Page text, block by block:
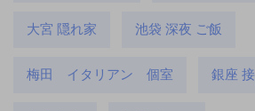
大宮 隠れ家 池袋 深夜 ご飯
梅田 イタリアン 個室 銀座